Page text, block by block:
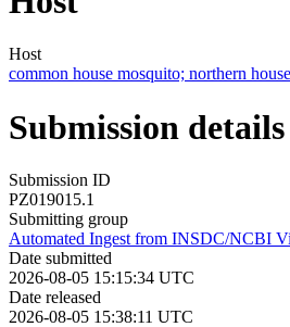
Host
common house mosquito; northern
Submission details
Submission ID
PZ019015.1
Submitting group
Automated Ingest from INSDC/NCBI
Date submitted
2026-08-05 15:15:34 UTC
Date released
2026-08-05 15:38:11 UTC